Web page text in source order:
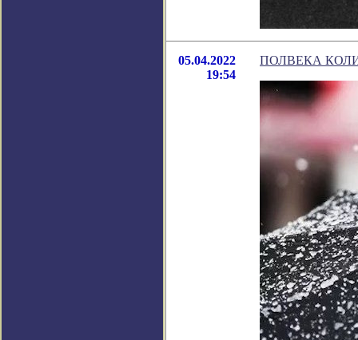
05.04.2022
19:54
ПОЛВЕКА